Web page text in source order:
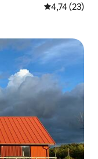
4,74 de uma
4,74 (23)